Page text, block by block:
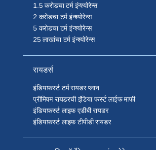
1.5 करोडचा टर्म इंन्श्योरेन्स
2 करोडचा टर्म इंन्श्योरेन्स
5 करोडचा टर्म इंन्श्योरेन्स
25 लाखांचा टर्म इंन्श्योरेन्स
रायडर्स
इंडियाफर्स्ट टर्म रायडर प्लान
प्रीमियम रायडरची इंडिया फर्स्ट लाईफ माफी
इंडियाफर्स्ट लाइफ एडीबी रायडर
इंडियाफर्स्ट लाइफ टीपीडी रायडर